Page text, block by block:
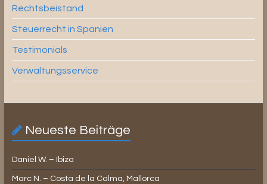
Rechtsbeistand
Steuerrecht in Spanien
Testimonials
Verwaltungsservice
Neueste Beiträge
Daniel W. – Ibiza
Marc N. – Costa de la Calma, Mallorca